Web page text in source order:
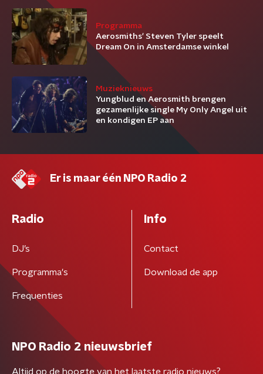
Programma
Aerosmiths' Steven Tyler speelt
Dream On in Amsterdamse winkel
Muzieknieuws
Yungblud en Aerosmith brengen
gezamenlijke single My Only Angel uit
en kondigen EP aan
Er is maar één NPO Radio 2
Radio
DJ’s
Programma's
Frequenties
Info
Contact
Download de app
NPO Radio 2 nieuwsbrief
Altijd op de hoogte van het laatste radio nieuws?